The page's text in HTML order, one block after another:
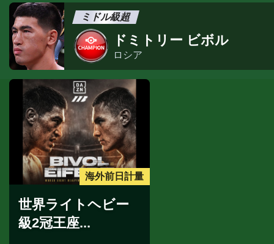
ミドル級超
ドミトリー ビボル
ロシア
海外前日計量
世界ライトヘビー
級2冠王座...